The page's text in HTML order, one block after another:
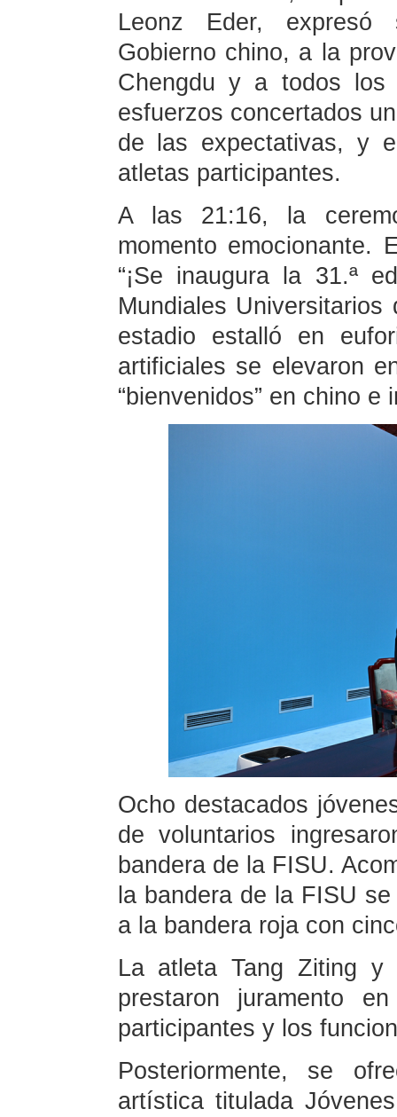
Leonz Eder, expresó
Gobierno chino, a la
Chengdu y a todos los
esfuerzos concertados
de las expectativas, y
atletas participantes.
A las 21:16, la
momento emocionante.
“¡Se inaugura la 31.ª
Mundiales
estadio estalló en
artificiales se elevaron
“bienvenidos” en chino e
Ocho destacados
de voluntarios
bandera de la FISU.
la bandera de la FISU
a la bandera roja con
La atleta Tang Ziting
prestaron juramento
participantes y los
Posteriormente, se
artística titulada